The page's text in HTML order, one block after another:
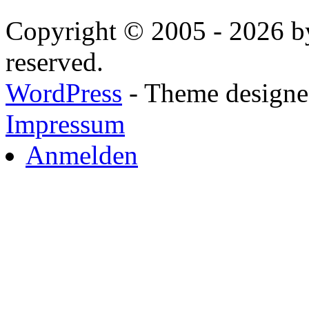
Copyright © 2005 - 2026
reserved.
WordPress - Theme
Impressum
Anmelden